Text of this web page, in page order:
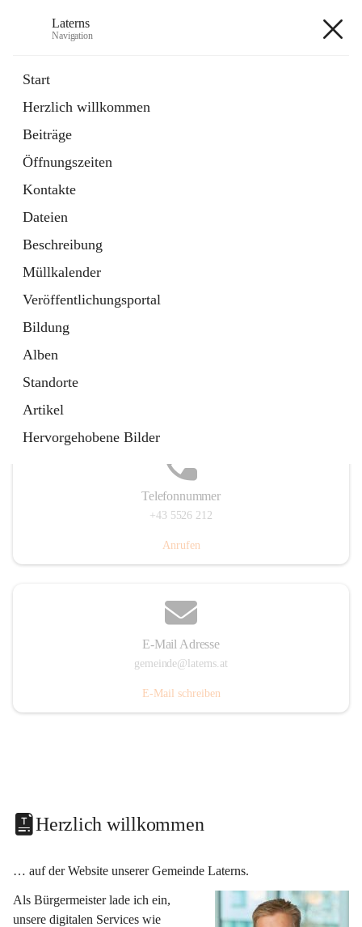
Laterns
Navigation
Start
Herzlich willkommen
Beiträge
Öffnungszeiten
Kontakte
Dateien
Beschreibung
Müllkalender
Veröffentlichungsportal
Bildung
Alben
Standorte
Artikel
Hervorgehobene Bilder
11 Schnellzugriffe
Soziales
1 Schnellzugriff
Telefonnummer
+43 5526 212
Anrufen
E-Mail Adresse
gemeinde@laterns.at
E-Mail schreiben
Herzlich willkommen
… auf der Website unserer Gemeinde Laterns.
Als Bürgermeister lade ich ein,
unsere digitalen Services wie